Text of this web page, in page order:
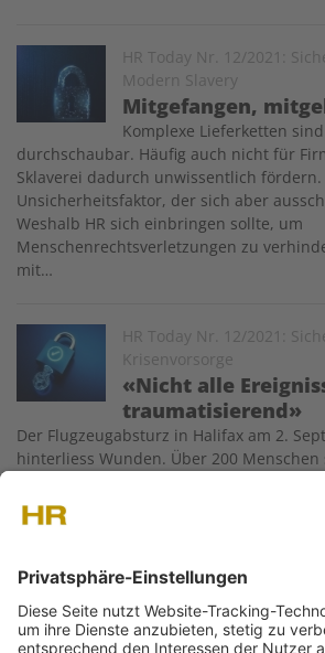
HR Today Nr. 12/2021:
Modern Slavery
Mitgefangen,
Komplexe Lieferketten
durchschaubar. Häufig auch nicht für
Sklaverei dadurch unwissentlich fördern.
Unsicherheitsfaktor, der sich aber
Weshalb HR sich einbringen sollte, um
Menschenrechtsverletzungen zu
mit…
HR Today Nr. 12/2021:
Krisenvorsorge
«Nicht alle
traumatisierend»
Image
Der Flugzeugabsturz in Halifax am 2.
hinterliess Wunden. Über 200
Hinterbliebenen wochenlang vor Ort.
Einsatz begann, entwickelte sich auf